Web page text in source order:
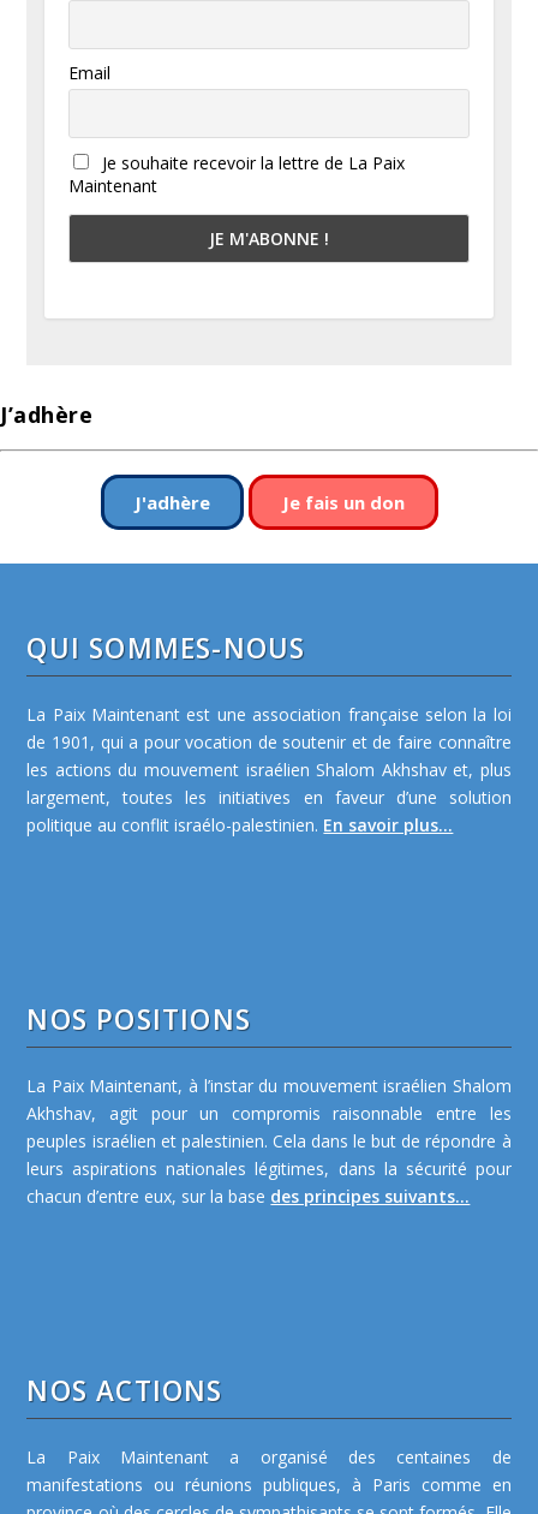
Email
Je souhaite recevoir la lettre de La Paix
Maintenant
J’adhère
J'adhère Je fais un don
QUI SOMMES-NOUS
La Paix Maintenant est une association française selon la loi
de 1901, qui a pour vocation de soutenir et de faire connaître
les actions du mouvement israélien Shalom Akhshav et, plus
largement, toutes les initiatives en faveur d’une solution
politique au conflit israélo-palestinien. En savoir plus...
NOS POSITIONS
La Paix Maintenant, à l’instar du mouvement israélien Shalom
Akhshav, agit pour un compromis raisonnable entre les
peuples israélien et palestinien. Cela dans le but de répondre à
leurs aspirations nationales légitimes, dans la sécurité pour
chacun d’entre eux, sur la base des principes suivants...
NOS ACTIONS
La Paix Maintenant a organisé des centaines de
manifestations ou réunions publiques, à Paris comme en